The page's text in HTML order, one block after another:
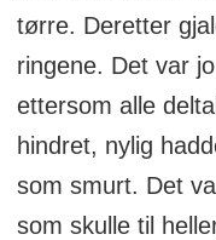
tørre. Deretter
ringene. Det var
ettersom alle
hindret, nylig
som smurt. Det
som skulle til